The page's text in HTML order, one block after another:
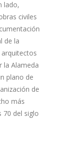
lado,
civiles
de la
la Alameda
plano de
de
más
70 del siglo